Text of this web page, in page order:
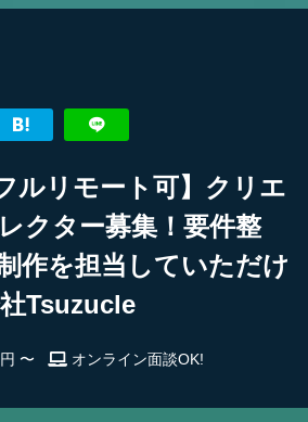
ルリモート可】クリエ
クター募集！要件整
作を担当していただけ
Tsuzucle
〜 オンライン面談OK!